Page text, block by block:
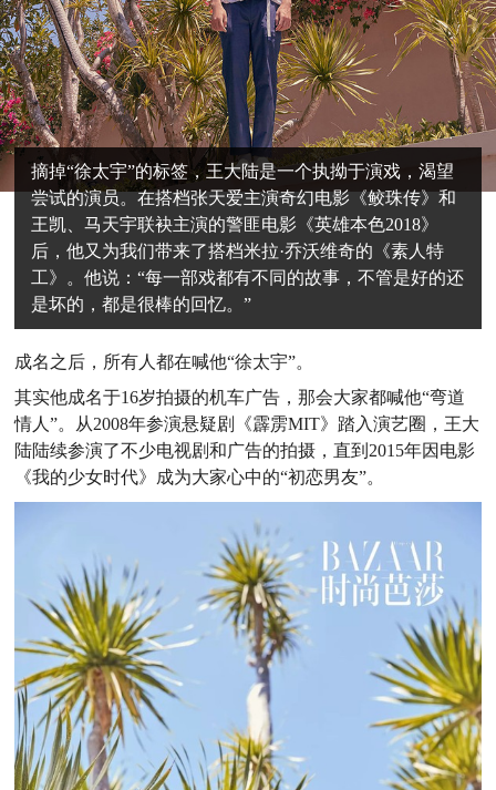
摘掉“徐太宇”的标签，王大陆是一个执拗于演戏，渴望
尝试的演员。在搭档张天爱主演奇幻电影《鲛珠传》和
王凯、马天宇联袂主演的警匪电影《英雄本色2018》
后，他又为我们带来了搭档米拉·乔沃维奇的《素人特
工》。他说：“每一部戏都有不同的故事，不管是好的还
是坏的，都是很棒的回忆。”
成名之后，所有人都在喊他“徐太宇”。
其实他成名于16岁拍摄的机车广告，那会大家都喊他“弯道
情人”。从2008年参演悬疑剧《霹雳MIT》踏入演艺圈，王大
陆陆续参演了不少电视剧和广告的拍摄，直到2015年因电影
《我的少女时代》成为大家心中的“初恋男友”。